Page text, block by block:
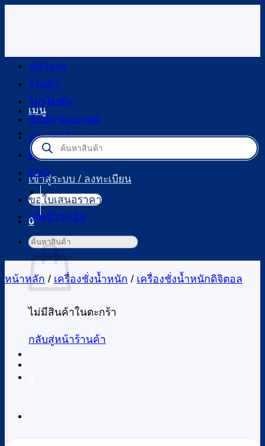
เนื้อหา
เมนู
Products
search
เข้าสู่ระบบ / ลงทะเบียน
0
ตะกร้าสินค้า
ไม่มีสินค้าในตะกร้า
กลับสู่หน้าร้านค้า
หน้าแรก
ร้านค้า
โปรโมชัน
ช้อปตามแบรนด์
สาระน่ารู้
ติดต่อเรา
FAQ
ขอใบเสนอราคา
แจ้งชำระเงิน
ค้นหา:
หน้าหลัก / เครื่องชั่งน้ำหนัก / เครื่องชั่งน้ำหนักดิจิตอล